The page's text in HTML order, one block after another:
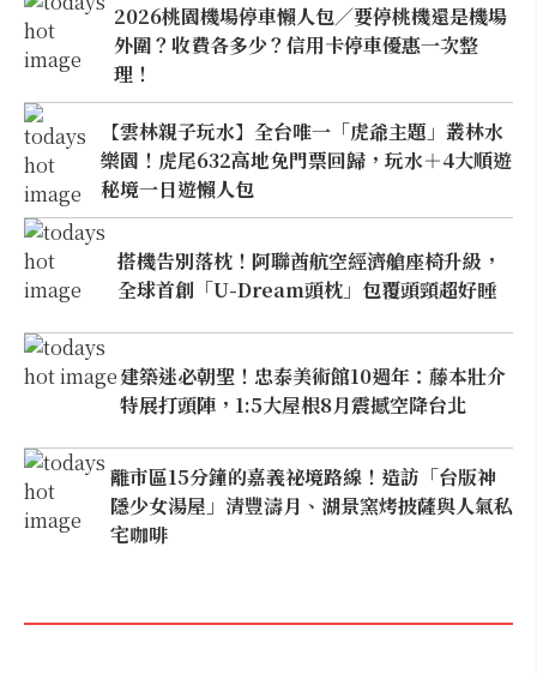
2026桃園機場停車懶人包／要停桃機還是機場
外圍？收費各多少？信用卡停車優惠一次整
理！
【雲林親子玩水】全台唯一「虎爺主題」叢林水
樂園！虎尾632高地免門票回歸，玩水＋4大順遊
秘境一日遊懶人包
搭機告別落枕！阿聯酋航空經濟艙座椅升級，
全球首創「U-Dream頭枕」包覆頭頸超好睡
建築迷必朝聖！忠泰美術館10週年：藤本壯介
特展打頭陣，1:5大屋根8月震撼空降台北
離市區15分鐘的嘉義祕境路線！造訪「台版神
隱少女湯屋」清豐濤月、湖景窯烤披薩與人氣私
宅咖啡